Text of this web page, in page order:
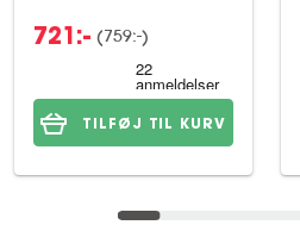
721:- (759:-)
TILFØJ TIL KURV